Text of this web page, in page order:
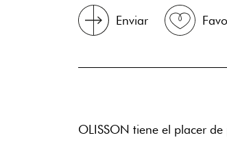
Enviar
OLISSON tiene el placer